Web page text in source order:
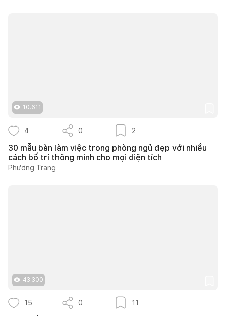
10.611
4 0 2
30 mẫu bàn làm việc trong phòng ngủ đẹp với nhiều
cách bố trí thông minh cho mọi diện tích
Phương Trang
43.300
15 0 11